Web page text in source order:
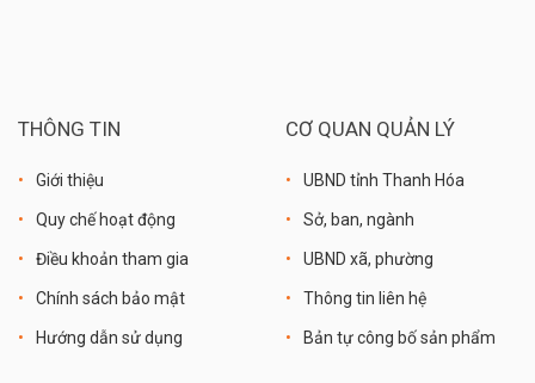
THÔNG TIN
Giới thiệu
Quy chế hoạt động
Điều khoản tham gia
Chính sách bảo mật
Hướng dẫn sử dụng
CƠ QUAN QUẢN LÝ
UBND tỉnh Thanh Hóa
Sở, ban, ngành
UBND xã, phường
Thông tin liên hệ
Bản tự công bố sản phẩm